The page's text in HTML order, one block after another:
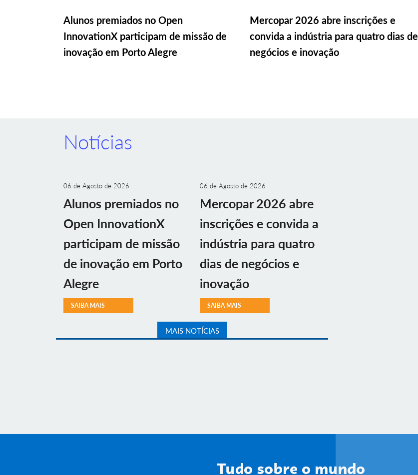
Alunos premiados no Open
InnovationX participam de missão de
inovação em Porto Alegre
Mercopar 2026 abre inscrições e
convida a indústria para quatro dias de
negócios e inovação
Notícias
06 de Agosto de 2026
Alunos premiados no
Open InnovationX
participam de missão
de inovação em Porto
Alegre
SAIBA MAIS
06 de Agosto de 2026
Mercopar 2026 abre
inscrições e convida a
indústria para quatro
dias de negócios e
inovação
SAIBA MAIS
MAIS NOTÍCIAS